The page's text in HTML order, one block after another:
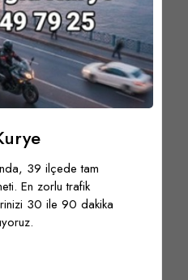
39 ilçede tam
En zorlu trafik
30 ile 90 dakika